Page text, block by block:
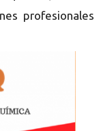
profesionales